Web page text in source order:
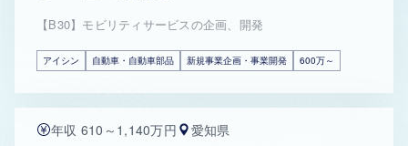
【B30】モビリティサービスの企画、開発
アイシン 自動車・自動車部品 新規事業企画・事業開発 600万～
年収 610～1,140万円 愛知県